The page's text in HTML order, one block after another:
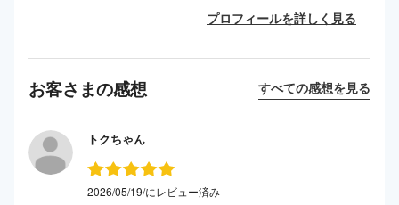
プロフィールを詳しく見る
お客さまの感想 すべての感想を見る
トクちゃん
2026/05/19/にレビュー済み